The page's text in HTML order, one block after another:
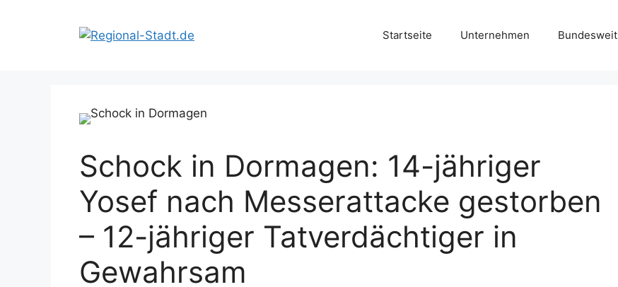
Startseite Unternehmen Bundesweit
Schock in Dormagen: 14-jähriger
Yosef nach Messerattacke gestorben
– 12-jähriger Tatverdächtiger in
Gewahrsam